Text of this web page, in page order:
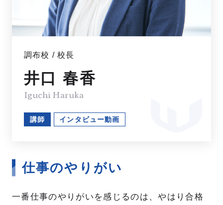
調布校 / 校長
井口 春香
Iguchi Haruka
講師 インタビュー動画
仕事のやりがい
一番仕事のやりがいを感じるのは、やはり合格
研修制度 部署・部門紹介
人を知る PEOPLE